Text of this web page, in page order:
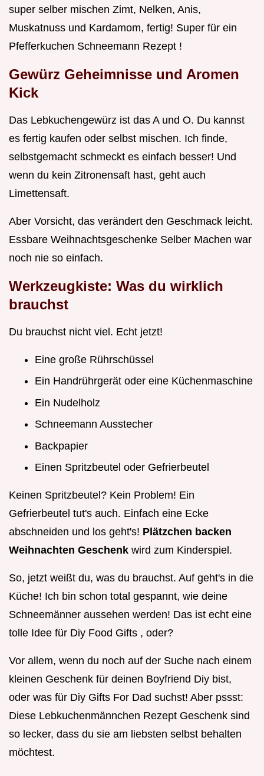
super selber mischen Zimt, Nelken, Anis,
Muskatnuss und Kardamom, fertig! Super für ein
Pfefferkuchen Schneemann Rezept !
Gewürz Geheimnisse und Aromen
Kick
Das Lebkuchengewürz ist das A und O. Du kannst
es fertig kaufen oder selbst mischen. Ich finde,
selbstgemacht schmeckt es einfach besser! Und
wenn du kein Zitronensaft hast, geht auch
Limettensaft.
Aber Vorsicht, das verändert den Geschmack leicht.
Essbare Weihnachtsgeschenke Selber Machen war
noch nie so einfach.
Werkzeugkiste: Was du wirklich
brauchst
Du brauchst nicht viel. Echt jetzt!
Eine große Rührschüssel
Ein Handrührgerät oder eine Küchenmaschine
Ein Nudelholz
Schneemann Ausstecher
Backpapier
Einen Spritzbeutel oder Gefrierbeutel
Keinen Spritzbeutel? Kein Problem! Ein
Gefrierbeutel tut's auch. Einfach eine Ecke
abschneiden und los geht's! Plätzchen backen
Weihnachten Geschenk wird zum Kinderspiel.
So, jetzt weißt du, was du brauchst. Auf geht's in die
Küche! Ich bin schon total gespannt, wie deine
Schneemänner aussehen werden! Das ist echt eine
tolle Idee für Diy Food Gifts , oder?
Vor allem, wenn du noch auf der Suche nach einem
kleinen Geschenk für deinen Boyfriend Diy bist,
oder was für Diy Gifts For Dad suchst! Aber pssst:
Diese Lebkuchenmännchen Rezept Geschenk sind
so lecker, dass du sie am liebsten selbst behalten
möchtest.